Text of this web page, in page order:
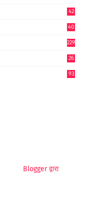
42
40
229
26
93
Blogger द्वारा